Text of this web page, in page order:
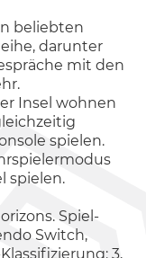
beliebten
darunter
mit den
Insel wohnen
spielen.
spielen.
Spiel-
Switch,
3,